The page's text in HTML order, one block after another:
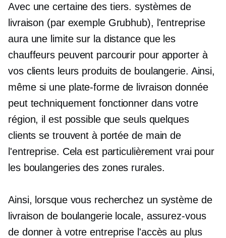
Avec une certainedes tiers. systèmes de
livraison (par exemple Grubhub), l'entreprise
aura une limite sur la distance que les
chauffeurs peuvent parcourir pour apporter à
vos clients leurs produits de boulangerie. Ainsi,
même si une plate-forme de livraison donnée
peut techniquement fonctionner dans votre
région, il est possible que seuls quelques
clients se trouvent à portée de main de
l'entreprise. Cela est particulièrement vrai pour
les boulangeries des zones rurales.
Ainsi, lorsque vous recherchez un système de
livraison de boulangerie locale, assurez-vous
de donner à votre entreprise l'accès au plus